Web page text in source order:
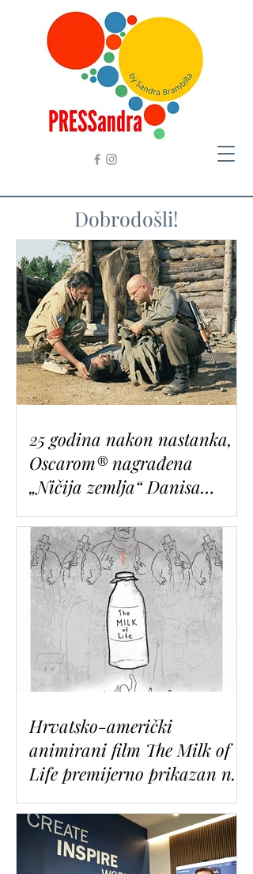
Dobrodošli!
25 godina nakon nastanka,
Oscarom® nagrađena
„Ničija zemlja“ Danisa
Tanovića u restauriranoj
verziji zatvara 32. Sarajevo
Film Festival
Hrvatsko-američki
animirani film The Milk of
Life premijerno prikazan na
uglednom Provincetown Film
Festivalu